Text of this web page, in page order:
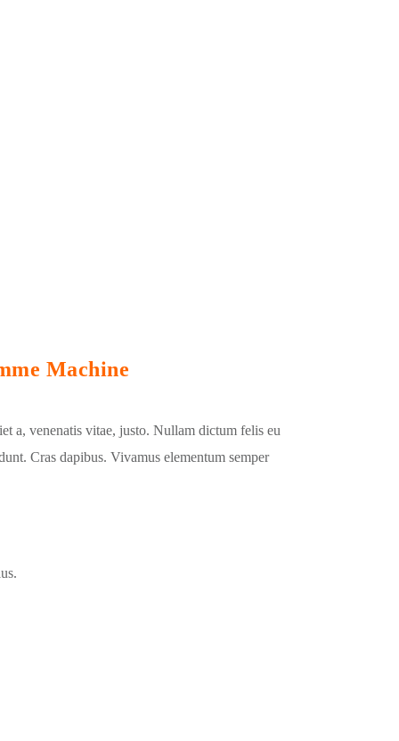
Machine
a, venenatis vitae, justo. Nullam dictum felis eu
Cras dapibus. Vivamus elementum semper